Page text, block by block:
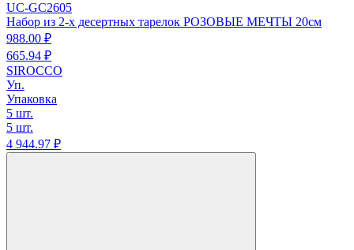
UC-GC2605
Набор из 2-х десертных тарелок РОЗОВЫЕ МЕЧТЫ 20см
988.00 ₽
665.94 ₽
SIROCCO
Уп.
Упаковка
5 шт.
5 шт.
4 944.97 ₽